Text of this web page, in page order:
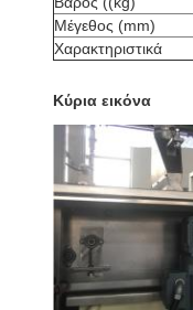
Μέγεθος (mm)
Χαρακτηριστικά
Κύρια εικόνα